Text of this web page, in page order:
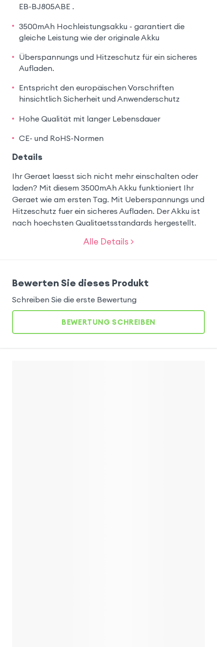
EB-BJ805ABE .
3500mAh Hochleistungsakku - garantiert die
gleiche Leistung wie der originale Akku
Überspannungs und Hitzeschutz für ein sicheres
Aufladen.
Entspricht den europäischen Vorschriften
hinsichtlich Sicherheit und Anwenderschutz
Hohe Qualität mit langer Lebensdauer
CE- und RoHS-Normen
Details
Ihr Geraet laesst sich nicht mehr einschalten oder
laden? Mit diesem 3500mAh Akku funktioniert Ihr
Geraet wie am ersten Tag. Mit Ueberspannungs und
Hitzeschutz fuer ein sicheres Aufladen. Der Akku ist
nach hoechsten Qualitaetsstandards hergestellt.
Alle Details >
Bewerten Sie dieses Produkt
Schreiben Sie die erste Bewertung
BEWERTUNG SCHREIBEN